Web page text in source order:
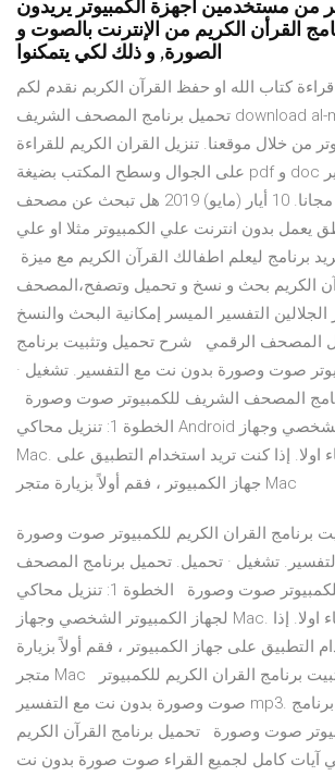
من مستخدمين أجهزة الكمبيوتر يريدون
القرأن الكريم من الإنترنت بالصوت و
الصورة, و ذلك لكي يتمكنوا
كتاب الله او حفظ القرآن الكربم نقدم لكم
تحميل برنامج المصحف الشريف download al-mus haf للكمبيوتر
من خلال موقعنا. تنزيل القران الكريم للقراءة
على الجوال وسطح المكتب بضيغة pdf و doc قراءة بخط كبير
يمكنك تحميل مجانا. 10 أيار (مايو) 2019 هل تبحث عن مصحف
يعمل بدون انترنت علي الكمبيوتر مثلا او علي
برنامج ليعلم اطفالك القرآن الكريم مع ميزة
الكريم بحث و نسخ و تحميل وتصفح،المصحف
التفسير الميسر إمكانية البحث والنسخ
المصحف الرقمي شرح تحميل وتثبيت برنامج
صوت وصورة بدون نت مع التفسير. تشغيل ·
المصحف الشريف للكمبيوتر صوت وصورة
الخطوة 1: تنزيل محاكي Android لجهاز الكمبيوتر الشخصي وجهاز
Mac. حسنا. اهم الاشياء اولا. إذا كنت تريد استخدام التطبيق على
جهاز الكمبيوتر ، فقم أولاً بزيارة متجر Mac
برنامج القران الكريم للكمبيوتر صوت وصورة
تشغيل · تحميل. تحميل برنامج المصحف
الشريف للكمبيوتر صوت وصورة الخطوة 1: تنزيل محاكي Android
لجهاز الكمبيوتر الشخصي وجهاز Mac. حسنا. اهم الاشياء اولا. إذا
التطبيق على جهاز الكمبيوتر ، فقم أولاً بزيارة
متجر Mac شرح تحميل وتثبيت برنامج القران الكريم للكمبيوتر
صوت وصورة بدون نت مع التفسير mp3. شرح تحميل وتثبيت برنامج
صوت وصورة تحميل برنامج القرآن الكريم
آيات كامل لجميع القراء صوت صورة بدون نت